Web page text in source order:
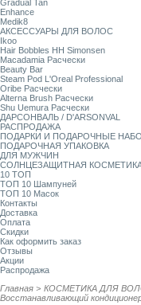
Gradual Tan
Enhance
Medik8
АКСЕССУАРЫ ДЛЯ ВОЛОС
Ikoo
Hair Bobbles HH Simonsen
Macadamia Расчески
Beauty Bar
Steam Pod L'Oreal Professional
Oribe Расчески
Alterna Brush Расчески
Shu Uemura Расчески
ДАРСОНВАЛЬ / D'ARSONVAL
РАСПРОДАЖА
ПОДАРКИ И ПОДАРОЧНЫЕ
ПОДАРОЧНАЯ УПАКОВКА
ДЛЯ МУЖЧИН
СОЛНЦЕЗАЩИТНАЯ
10 ТОП
ТОП 10 Шампуней
ТОП 10 Масок
Контакты
Доставка
Оплата
Скидки
Как оформить заказ
Отзывы
Акции
Распродажа
Главная > КОСМЕТИКА ДЛЯ
Восстанавливающий